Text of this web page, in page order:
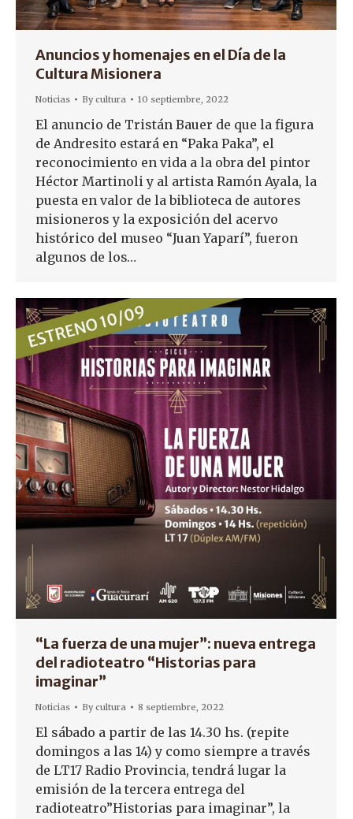
Anuncios y homenajes en el Día de la
Cultura Misionera
Noticias Bycultura 10 septiembre, 2022
El anuncio de Tristán Bauer de que la figura
de Andresito estará en “Paka Paka”, el
reconocimiento en vida a la obra del pintor
Héctor Martinoli y al artista Ramón Ayala, la
puesta en valor de la biblioteca de autores
misioneros y la exposición del acervo
histórico del museo “Juan Yaparí”, fueron
algunos de los…
“La fuerza de una mujer”: nueva entrega
del radioteatro “Historias para
imaginar”
Noticias Bycultura 8 septiembre, 2022
El sábado a partir de las 14.30 hs. (repite
domingos a las 14) y como siempre a través
de LT17 Radio Provincia, tendrá lugar la
emisión de la tercera entrega del
radioteatro”Historias para imaginar”, la